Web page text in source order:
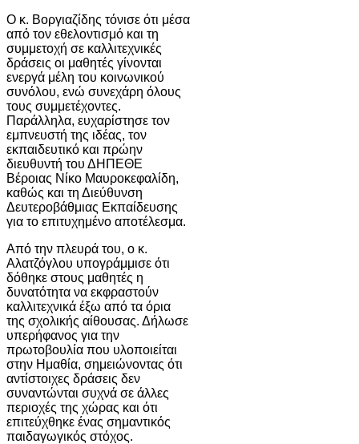
Ο κ. Βοργιαζίδης τόνισε ότι μέσα
από τον εθελοντισμό και τη
συμμετοχή σε καλλιτεχνικές
δράσεις οι μαθητές γίνονται
ενεργά μέλη του κοινωνικού
συνόλου, ενώ συνεχάρη όλους
τους συμμετέχοντες.
Παράλληλα, ευχαρίστησε τον
εμπνευστή της ιδέας, τον
εκπαιδευτικό και πρώην
διευθυντή του ΔΗΠΕΘΕ
Βέροιας Νίκο Μαυροκεφαλίδη,
καθώς και τη Διεύθυνση
Δευτεροβάθμιας Εκπαίδευσης
για το επιτυχημένο αποτέλεσμα.
Από την πλευρά του, ο κ.
Αλατζόγλου υπογράμμισε ότι
δόθηκε στους μαθητές η
δυνατότητα να εκφραστούν
καλλιτεχνικά έξω από τα όρια
της σχολικής αίθουσας. Δήλωσε
υπερήφανος για την
πρωτοβουλία που υλοποιείται
στην Ημαθία, σημειώνοντας ότι
αντίστοιχες δράσεις δεν
συναντώνται συχνά σε άλλες
περιοχές της χώρας και ότι
επιτεύχθηκε ένας σημαντικός
παιδαγωγικός στόχος.